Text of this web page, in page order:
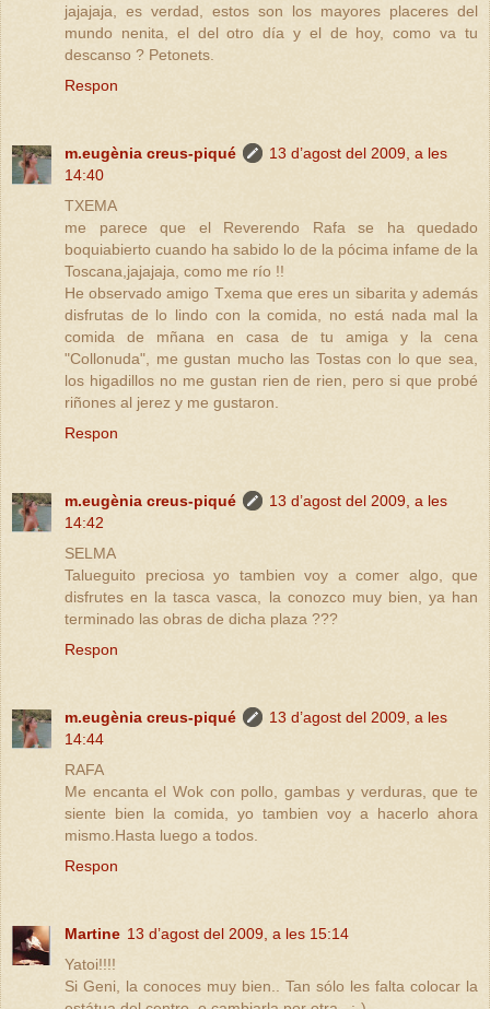
jajajaja, es verdad, estos son los mayores placeres del
mundo nenita, el del otro día y el de hoy, como va tu
descanso ? Petonets.
Respon
m.eugènia creus-piqué
13 d’agost del 2009, a les
14:40
TXEMA
me parece que el Reverendo Rafa se ha quedado
boquiabierto cuando ha sabido lo de la pócima infame de la
Toscana,jajajaja, como me río !!
He observado amigo Txema que eres un sibarita y además
disfrutas de lo lindo con la comida, no está nada mal la
comida de mñana en casa de tu amiga y la cena
"Collonuda", me gustan mucho las Tostas con lo que sea,
los higadillos no me gustan rien de rien, pero si que probé
riñones al jerez y me gustaron.
Respon
m.eugènia creus-piqué
13 d’agost del 2009, a les
14:42
SELMA
Talueguito preciosa yo tambien voy a comer algo, que
disfrutes en la tasca vasca, la conozco muy bien, ya han
terminado las obras de dicha plaza ???
Respon
m.eugènia creus-piqué
13 d’agost del 2009, a les
14:44
RAFA
Me encanta el Wok con pollo, gambas y verduras, que te
siente bien la comida, yo tambien voy a hacerlo ahora
mismo.Hasta luego a todos.
Respon
Martine 13 d’agost del 2009, a les 15:14
Yatoi!!!!
Si Geni, la conoces muy bien.. Tan sólo les falta colocar la